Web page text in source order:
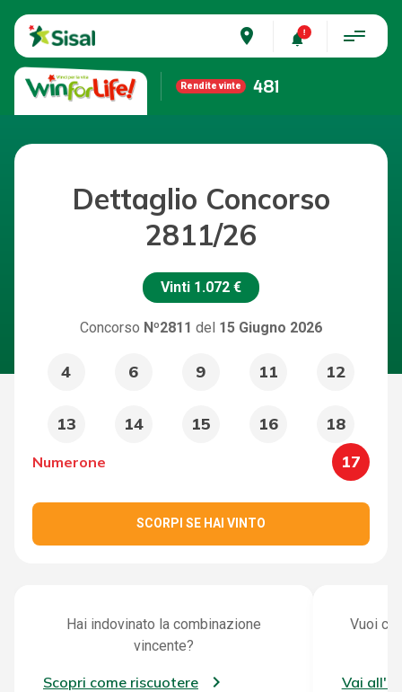
place
Rendite vinte 481
Dettaglio Concorso
2811/26
Vinti 1.072 €
Concorso Nº2811 del 15 Giugno 2026
4 6 9 11 12
13 14 15 16 18
Numerone 17
SCORPI SE HAI VINTO
Hai indovinato la combinazione
vincente?
Scopri come riscuotere
Vuoi
Vai